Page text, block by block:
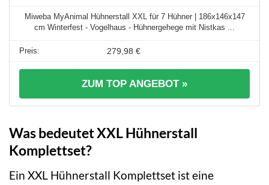
Miweba MyAnimal Hühnerstall XXL für 7 Hühner | 186x146x147
cm Winterfest - Vogelhaus - Hühnergehege mit Nistkas ...
279,98 €
ZUM TOP ANGEBOT »
Was bedeutet XXL Hühnerstall
Komplettset?
Ein XXL Hühnerstall Komplettset ist eine